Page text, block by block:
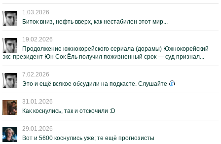
1.03.2026
Биток вниз, нефть вверх, как нестабилен этот мир...
19.02.2026
Продолжение южнокорейского сериала (дорамы) Южнокорейский
экс-президент Юн Сок Ёль получил пожизненный срок — суд признал...
7.02.2026
Это и ещё всякое обсудили на подкасте. Слушайте
31.01.2026
Как коснулись, так и отскочили :D
29.01.2026
Вот и 5600 коснулись уже; те ещё прогнозисты